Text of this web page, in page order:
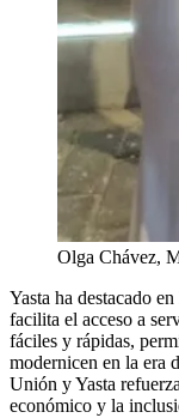
Olga Chávez,
Yasta ha destacado
facilita el acceso a
fáciles y rápidas,
modernicen en la era
Unión y Yasta
económico y la